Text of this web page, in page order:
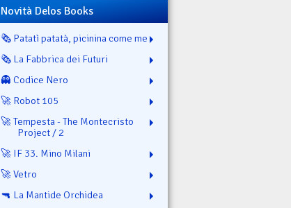
Novità Delos Books
🗞️ Patatì patatà, picinina come me
🗞️ La Fabbrica dei Futuri
👻 Codice Nero
🚀 Robot 105
🚀 Tempesta - The Montecristo
Project / 2
🚀 IF 33. Mino Milani
🚀 Vetro
🔫 La Mantide Orchidea